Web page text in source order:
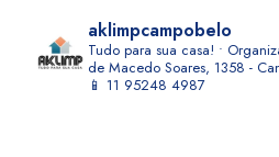
aklimpcampobelo
Tudo para sua casa! •
de Macedo Soares, 1358 -
📱 11 95248 4987